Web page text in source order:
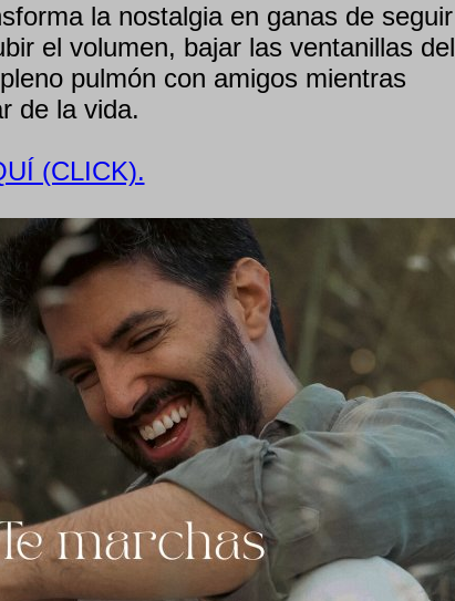
la nostalgia en ganas de seguir
el volumen, bajar las ventanillas del
pulmón con amigos mientras
de la vida.
(CLICK).